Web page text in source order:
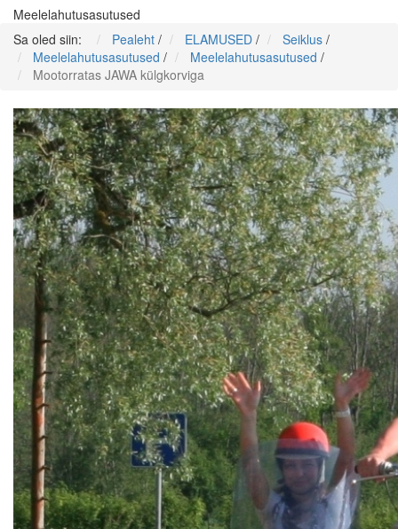
Meelelahutusasutused
Sa oled siin:
Pealeht / ELAMUSED / Seiklus /
Meelelahutusasutused / Meelelahutusasutused /
Mootorratas JAWA külgkorviga